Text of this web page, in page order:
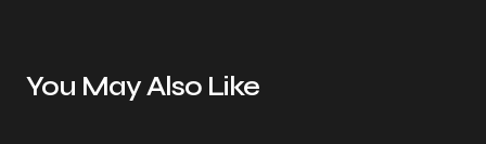
You May Also Like